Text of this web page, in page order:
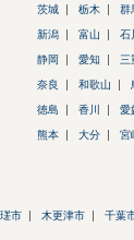
茨城 栃木 群
新潟 富山 石
静岡 愛知 三
奈良 和歌山
徳島 香川 愛
熊本 大分 宮
市 木更津市 千葉